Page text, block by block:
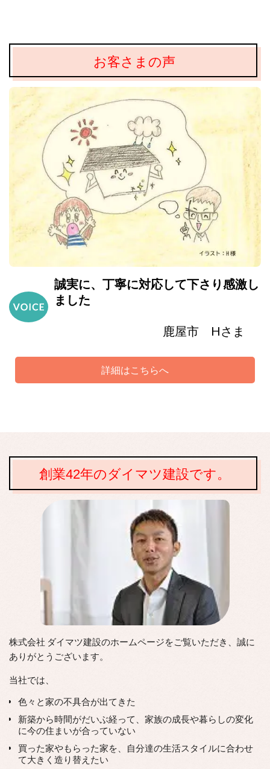
お客さまの声
誠実に、丁寧に対応して下さり感激し
ました
鹿屋市 Hさま
詳細はこちらへ
創業42年のダイマツ建設です。
株式会社 ダイマツ建設のホームページをご覧いただき、誠に
ありがとうございます。
当社では、
色々と家の不具合が出てきた
新築から時間がだいぶ経って、家族の成長や暮らしの変化
に今の住まいが合っていない
買った家やもらった家を、自分達の生活スタイルに合わせ
て大きく造り替えたい